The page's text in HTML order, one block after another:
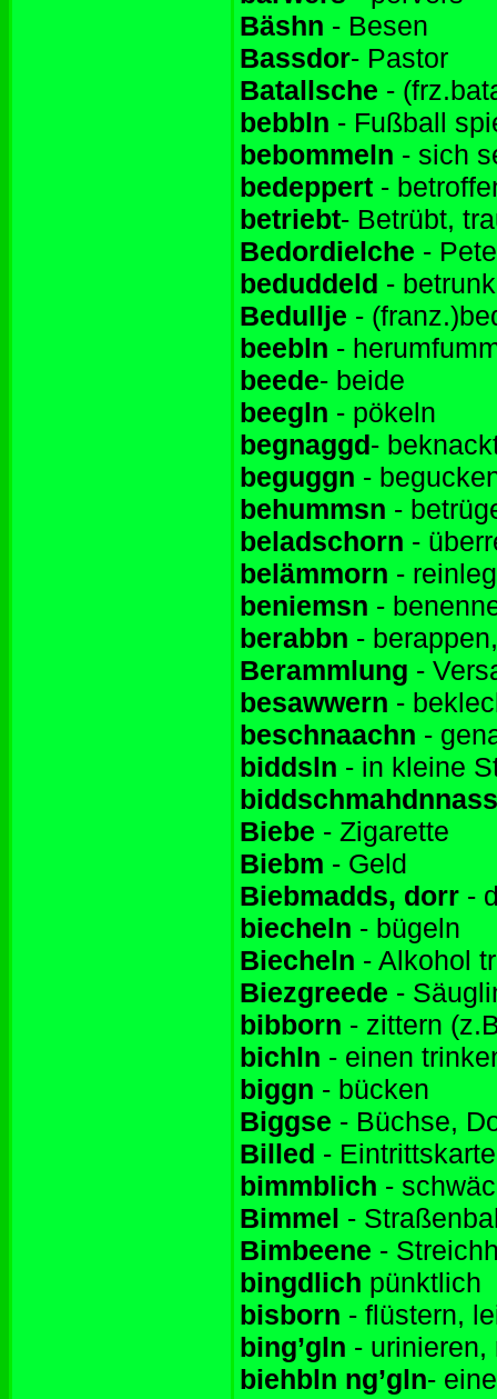
Bäshn - Besen
Bassdor- Pastor
Batallsche -
bebbln - Fußball
bebommeln - sich
bedeppert -
betriebt- Betrübt,
Bedordielche -
beduddeld -
Bedullje -
beebln -
beede- beide
beegln - pökeln
begnaggd-
beguggn -
behummsn -
beladschorn -
belämmorn -
beniemsn -
berabbn -
Berammlung -
besawwern -
beschnaachn -
biddsln - in kleine
Biebe - Zigarette
Biebm - Geld
Biebmadds, dorr -
biecheln - bügeln
Biecheln - Alkohol
Biezgreede -
bibborn - zittern
bichln - einen
biggn - bücken
Biggse - Büchse,
Billed -
bimmblich -
Bimmel -
Bimbeene -
bingdlich pünktlich
bisborn - flüstern,
bing’gln - urinieren,
biehbln ng’gln-